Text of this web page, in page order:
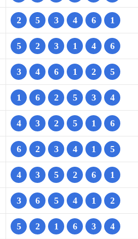
2 5 3 4 6 1
5 2 3 1 4 6
3 4 6 1 2 5
1 6 2 5 3 4
4 3 2 5 1 6
6 2 3 4 1 5
4 3 5 2 6 1
3 6 5 4 1 2
5 2 1 6 3 4